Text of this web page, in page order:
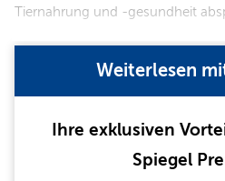
Tiernahrung und -gesundheit
Weiterlesen
Ihre exklusiven
Spiegel